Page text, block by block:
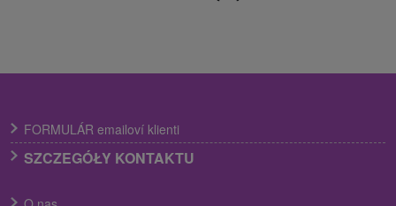
FORMULÁR emailoví klienti
SZCZEGÓŁY KONTAKTU